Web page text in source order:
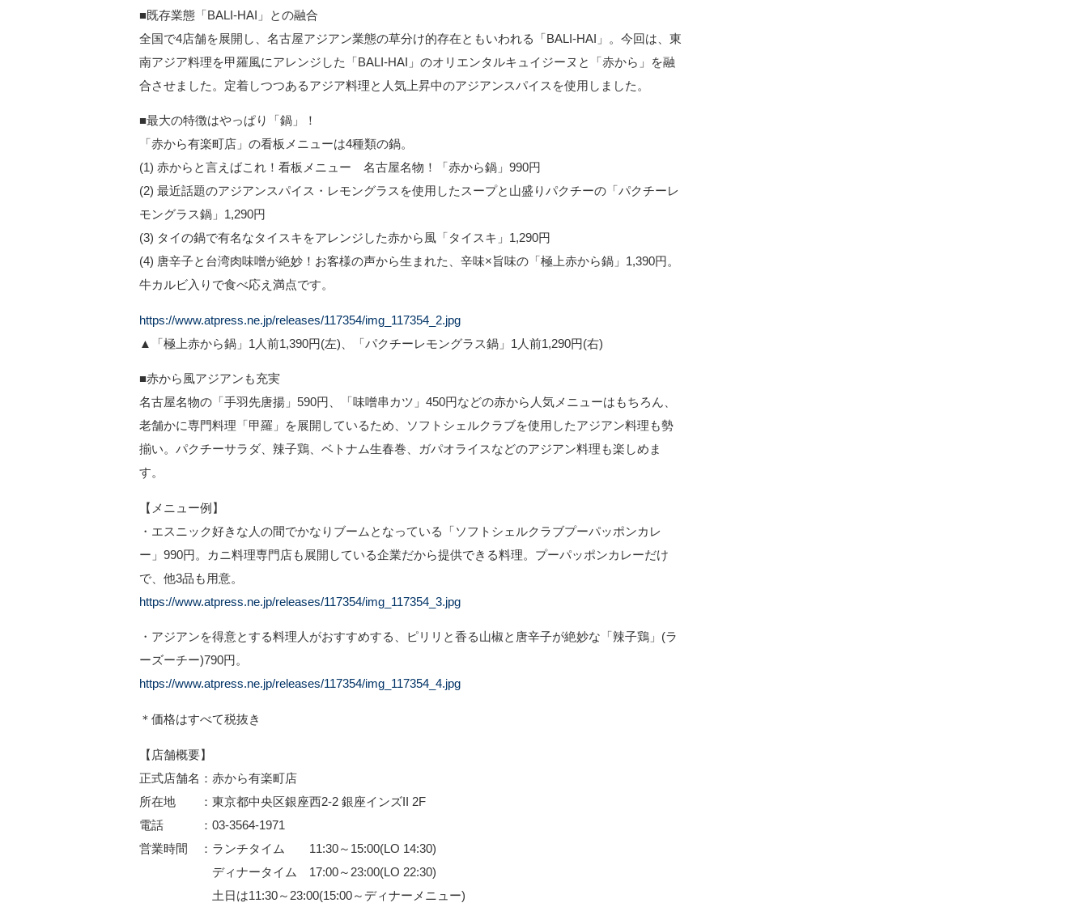
■既存業態「BALI-HAI」との融合
全国で4店舗を展開し、名古屋アジアン業態の草分け的存在ともいわれる「BALI-HAI」。今回は、東
南アジア料理を甲羅風にアレンジした「BALI-HAI」のオリエンタルキュイジーヌと「赤から」を融
合させました。定着しつつあるアジア料理と人気上昇中のアジアンスパイスを使用しました。
■最大の特徴はやっぱり「鍋」！
「赤から有楽町店」の看板メニューは4種類の鍋。
(1) 赤からと言えばこれ！看板メニュー 名古屋名物！「赤から鍋」990円
(2) 最近話題のアジアンスパイス・レモングラスを使用したスープと山盛りパクチーの「パクチーレ
モングラス鍋」1,290円
(3) タイの鍋で有名なタイスキをアレンジした赤から風「タイスキ」1,290円
(4) 唐辛子と台湾肉味噌が絶妙！お客様の声から生まれた、辛味×旨味の「極上赤から鍋」1,390円。
牛カルビ入りで食べ応え満点です。
https://www.atpress.ne.jp/releases/117354/img_117354_2.jpg
▲「極上赤から鍋」1人前1,390円(左)、「パクチーレモングラス鍋」1人前1,290円(右)
■赤から風アジアンも充実
名古屋名物の「手羽先唐揚」590円、「味噌串カツ」450円などの赤から人気メニューはもちろん、
老舗かに専門料理「甲羅」を展開しているため、ソフトシェルクラブを使用したアジアン料理も勢
揃い。パクチーサラダ、辣子鶏、ベトナム生春巻、ガパオライスなどのアジアン料理も楽しめま
す。
【メニュー例】
・エスニック好きな人の間でかなりブームとなっている「ソフトシェルクラブプーパッポンカレ
ー」990円。カニ料理専門店も展開している企業だから提供できる料理。プーパッポンカレーだけ
で、他3品も用意。
https://www.atpress.ne.jp/releases/117354/img_117354_3.jpg
・アジアンを得意とする料理人がおすすめする、ピリリと香る山椒と唐辛子が絶妙な「辣子鶏」(ラ
ーズーチー)790円。
https://www.atpress.ne.jp/releases/117354/img_117354_4.jpg
＊価格はすべて税抜き
【店舗概要】
正式店舗名：赤から有楽町店
所在地 ：東京都中央区銀座西2-2 銀座インズII 2F
電話 ：03-3564-1971
営業時間 ：ランチタイム 11:30～15:00(LO 14:30)
ディナータイム 17:00～23:00(LO 22:30)
土日は11:30～23:00(15:00～ディナーメニュー)